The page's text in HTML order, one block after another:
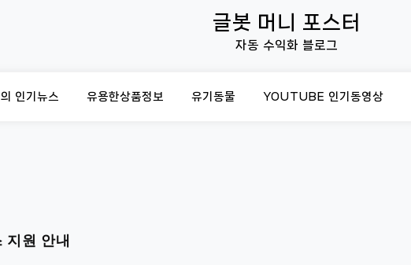
글봇 머니 포스터
자동 수익화 블로그
인기뉴스 유용한상품정보 유기동물 YOUTUBE 인기동영상
지원 안내